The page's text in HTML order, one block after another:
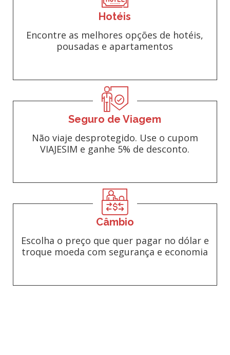
Hotéis
Encontre as melhores opções de hotéis,
pousadas e apartamentos
Seguro de Viagem
Não viaje desprotegido. Use o cupom
VIAJESIM e ganhe 5% de desconto.
Câmbio
Escolha o preço que quer pagar no dólar e
troque moeda com segurança e economia